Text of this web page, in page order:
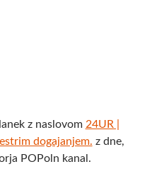
z naslovom 24UR |
dogajanjem. z dne,
POPoln kanal.